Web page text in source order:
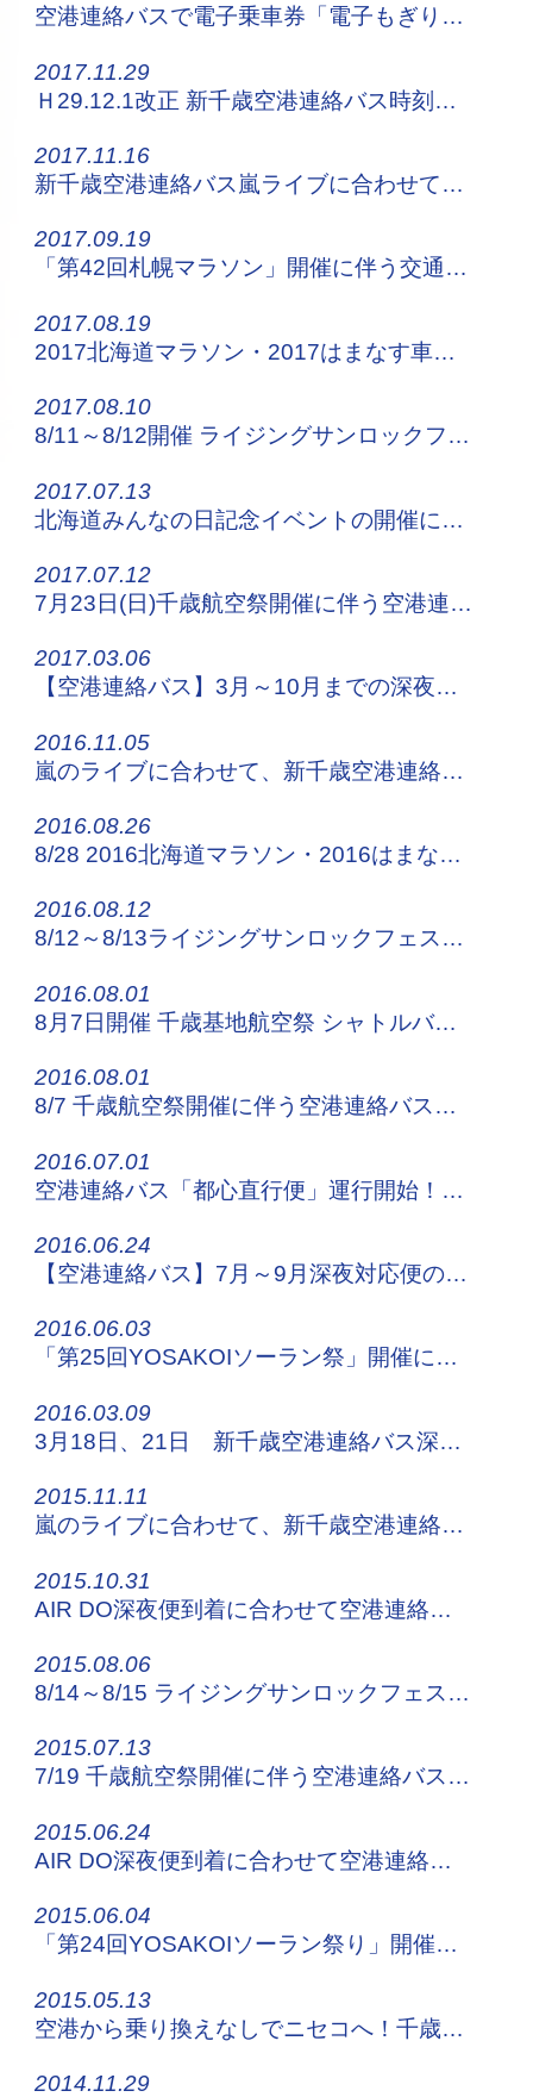
空港連絡バスで電子乗車券「電子もぎり」を開始します！
2017.11.29
Ｈ29.12.1改正 新千歳空港連絡バス時刻表はこちらから！
2017.11.16
新千歳空港連絡バス嵐ライブに合わせて増便運行
2017.09.19
「第42回札幌マラソン」開催に伴う交通規制について
2017.08.19
2017北海道マラソン・2017はまなす車いすマラソン交通規制のお知らせ
2017.08.10
8/11～8/12開催 ライジングサンロックフェスティバル2017へお越しの方！
2017.07.13
北海道みんなの日記念イベントの開催に伴う交通規制について
2017.07.12
7月23日(日)千歳航空祭開催に伴う空港連絡バスの運行について
2017.03.06
【空港連絡バス】3月～10月までの深夜便の運行について
2016.11.05
嵐のライブに合わせて、新千歳空港連絡バスの増便を運行！
2016.08.26
8/28 2016北海道マラソン・2016はまなす車いすマラソン交通規制に伴う運行のお知らせ
2016.08.12
8/12～8/13ライジングサンロックフェスティバル2016へお越しの方！
2016.08.01
8月7日開催 千歳基地航空祭 シャトルバスを運行！
2016.08.01
8/7 千歳航空祭開催に伴う空港連絡バスの運行について
2016.07.01
空港連絡バス「都心直行便」運行開始！東区役所系統はサッポロビール園へ乗り入れ開始です！
2016.06.24
【空港連絡バス】7月～9月深夜対応便の運行
2016.06.03
「第25回YOSAKOIソーラン祭」開催に伴う交通規制について
2016.03.09
3月18日、21日 新千歳空港連絡バス深夜便の実証運行について
2015.11.11
嵐のライブに合わせて、新千歳空港連絡バスの増便を運行！
2015.10.31
AIR DO深夜便到着に合わせて空港連絡バスを臨時運行します！
2015.08.06
8/14～8/15 ライジングサンロックフェスティバル2015へおこしの方！
2015.07.13
7/19 千歳航空祭開催に伴う空港連絡バスの運行について
2015.06.24
AIR DO深夜便到着に合わせて空港連絡バスを臨時運行します！
2015.06.04
「第24回YOSAKOIソーラン祭り」開催に伴う交通規制について
2015.05.13
空港から乗り換えなしでニセコへ！千歳ニセコ線8月1日から臨時運行
2014.11.29